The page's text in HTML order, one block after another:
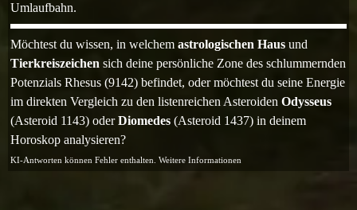
Umlaufbahn.
Möchtest du wissen, in welchem astrologischen Haus und
Tierkreiszeichen sich deine persönliche Zone des schlummernden
Potenzials Rhesus (9142) befindet, oder möchtest du seine Energie
im direkten Vergleich zu den listenreichen Asteroiden Odysseus
(Asteroid 1143) oderDiomedes (Asteroid 1437) in deinem
Horoskop analysieren?
KI-Antworten können Fehler enthalten. Weitere Informationen